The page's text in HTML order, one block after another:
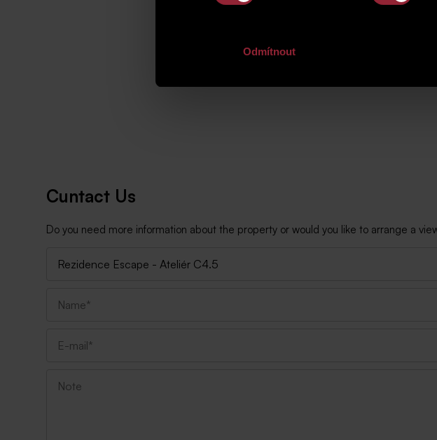
Odmítnout
Cuntact Us
Do you need more information about the property or would you like to arrange a